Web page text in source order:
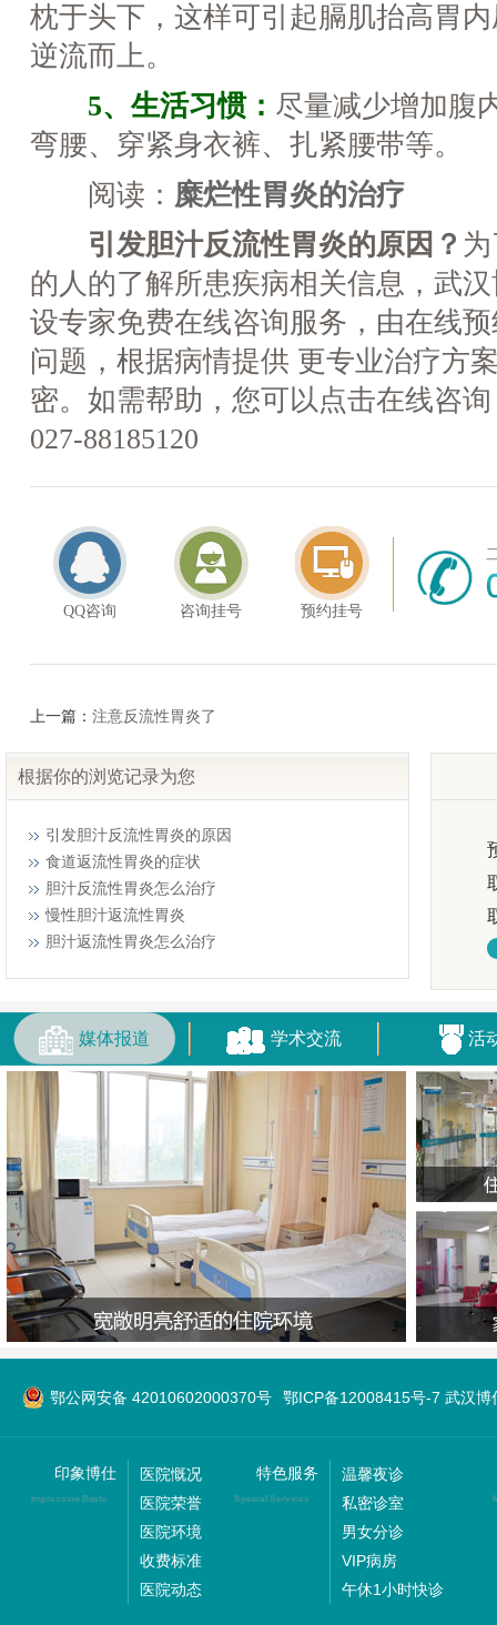
枕于头下，这样可引起膈肌抬高胃
逆流而上。
5、生活习惯： 尽量减少增加腹
弯腰、穿紧身衣裤、扎紧腰带等。
阅读： 糜烂性胃炎的治疗
引发胆汁反流性胃炎的原因？
的人的了解所患疾病相关信息，武
设专家免费在线咨询服务，由在线
问题，根据病情提供 更专业治疗方
密。如需帮助，您可以点击在线咨
027-88185120
QQ咨询 咨询挂号 预约挂号
上一篇： 注意反流性胃炎了
根据你的浏览记录为您
引发胆汁反流性胃炎的原因
食道返流性胃炎的症状
胆汁反流性胃炎怎么治疗
慢性胆汁返流性胃炎
胆汁返流性胃炎怎么治疗
媒体报道 学术交流 活
鄂公网安备 42010602000370号 鄂ICP备12008415号-7 武汉博
印象博仕
Impression Boshi
医院慨况
医院荣誉
医院环境
收费标准
医院动态
特色服务
Special Services
温馨夜诊
私密诊室
男女分诊
VIP病房
午休1小时快诊